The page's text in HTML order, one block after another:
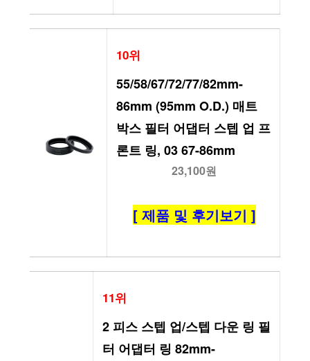
10위
55/58/67/72/77/82mm-
86mm (95mm O.D.) 매트
박스 필터 어댑터 스텝 업 프
론트 링, 03 67-86mm
23,100원
[ 제품 및 후기보기 ]
11위
2 피스 스텝 업/스텝 다운 링 필
터 어댑터 링 82mm-